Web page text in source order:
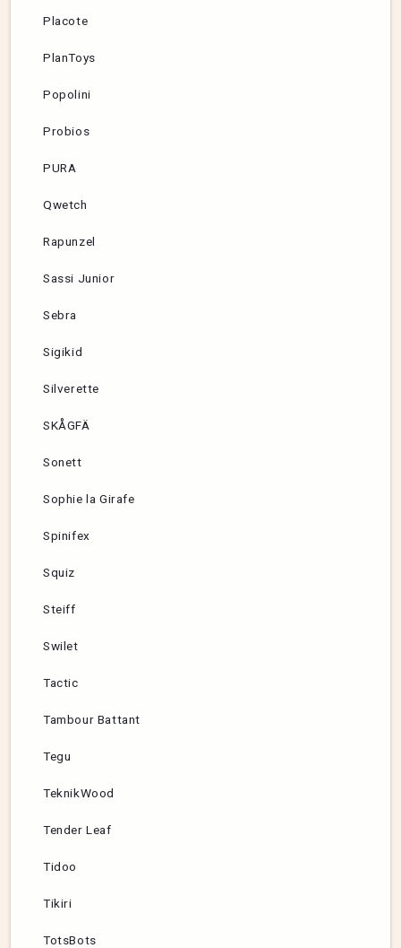
Placote
PlanToys
Popolini
Probios
PURA
Qwetch
Rapunzel
Sassi Junior
Sebra
Sigikid
Silverette
SKÅGFÄ
Sonett
Sophie la Girafe
Spinifex
Squiz
Steiff
Swilet
Tactic
Tambour Battant
Tegu
TeknikWood
Tender Leaf
Tidoo
Tikiri
TotsBots